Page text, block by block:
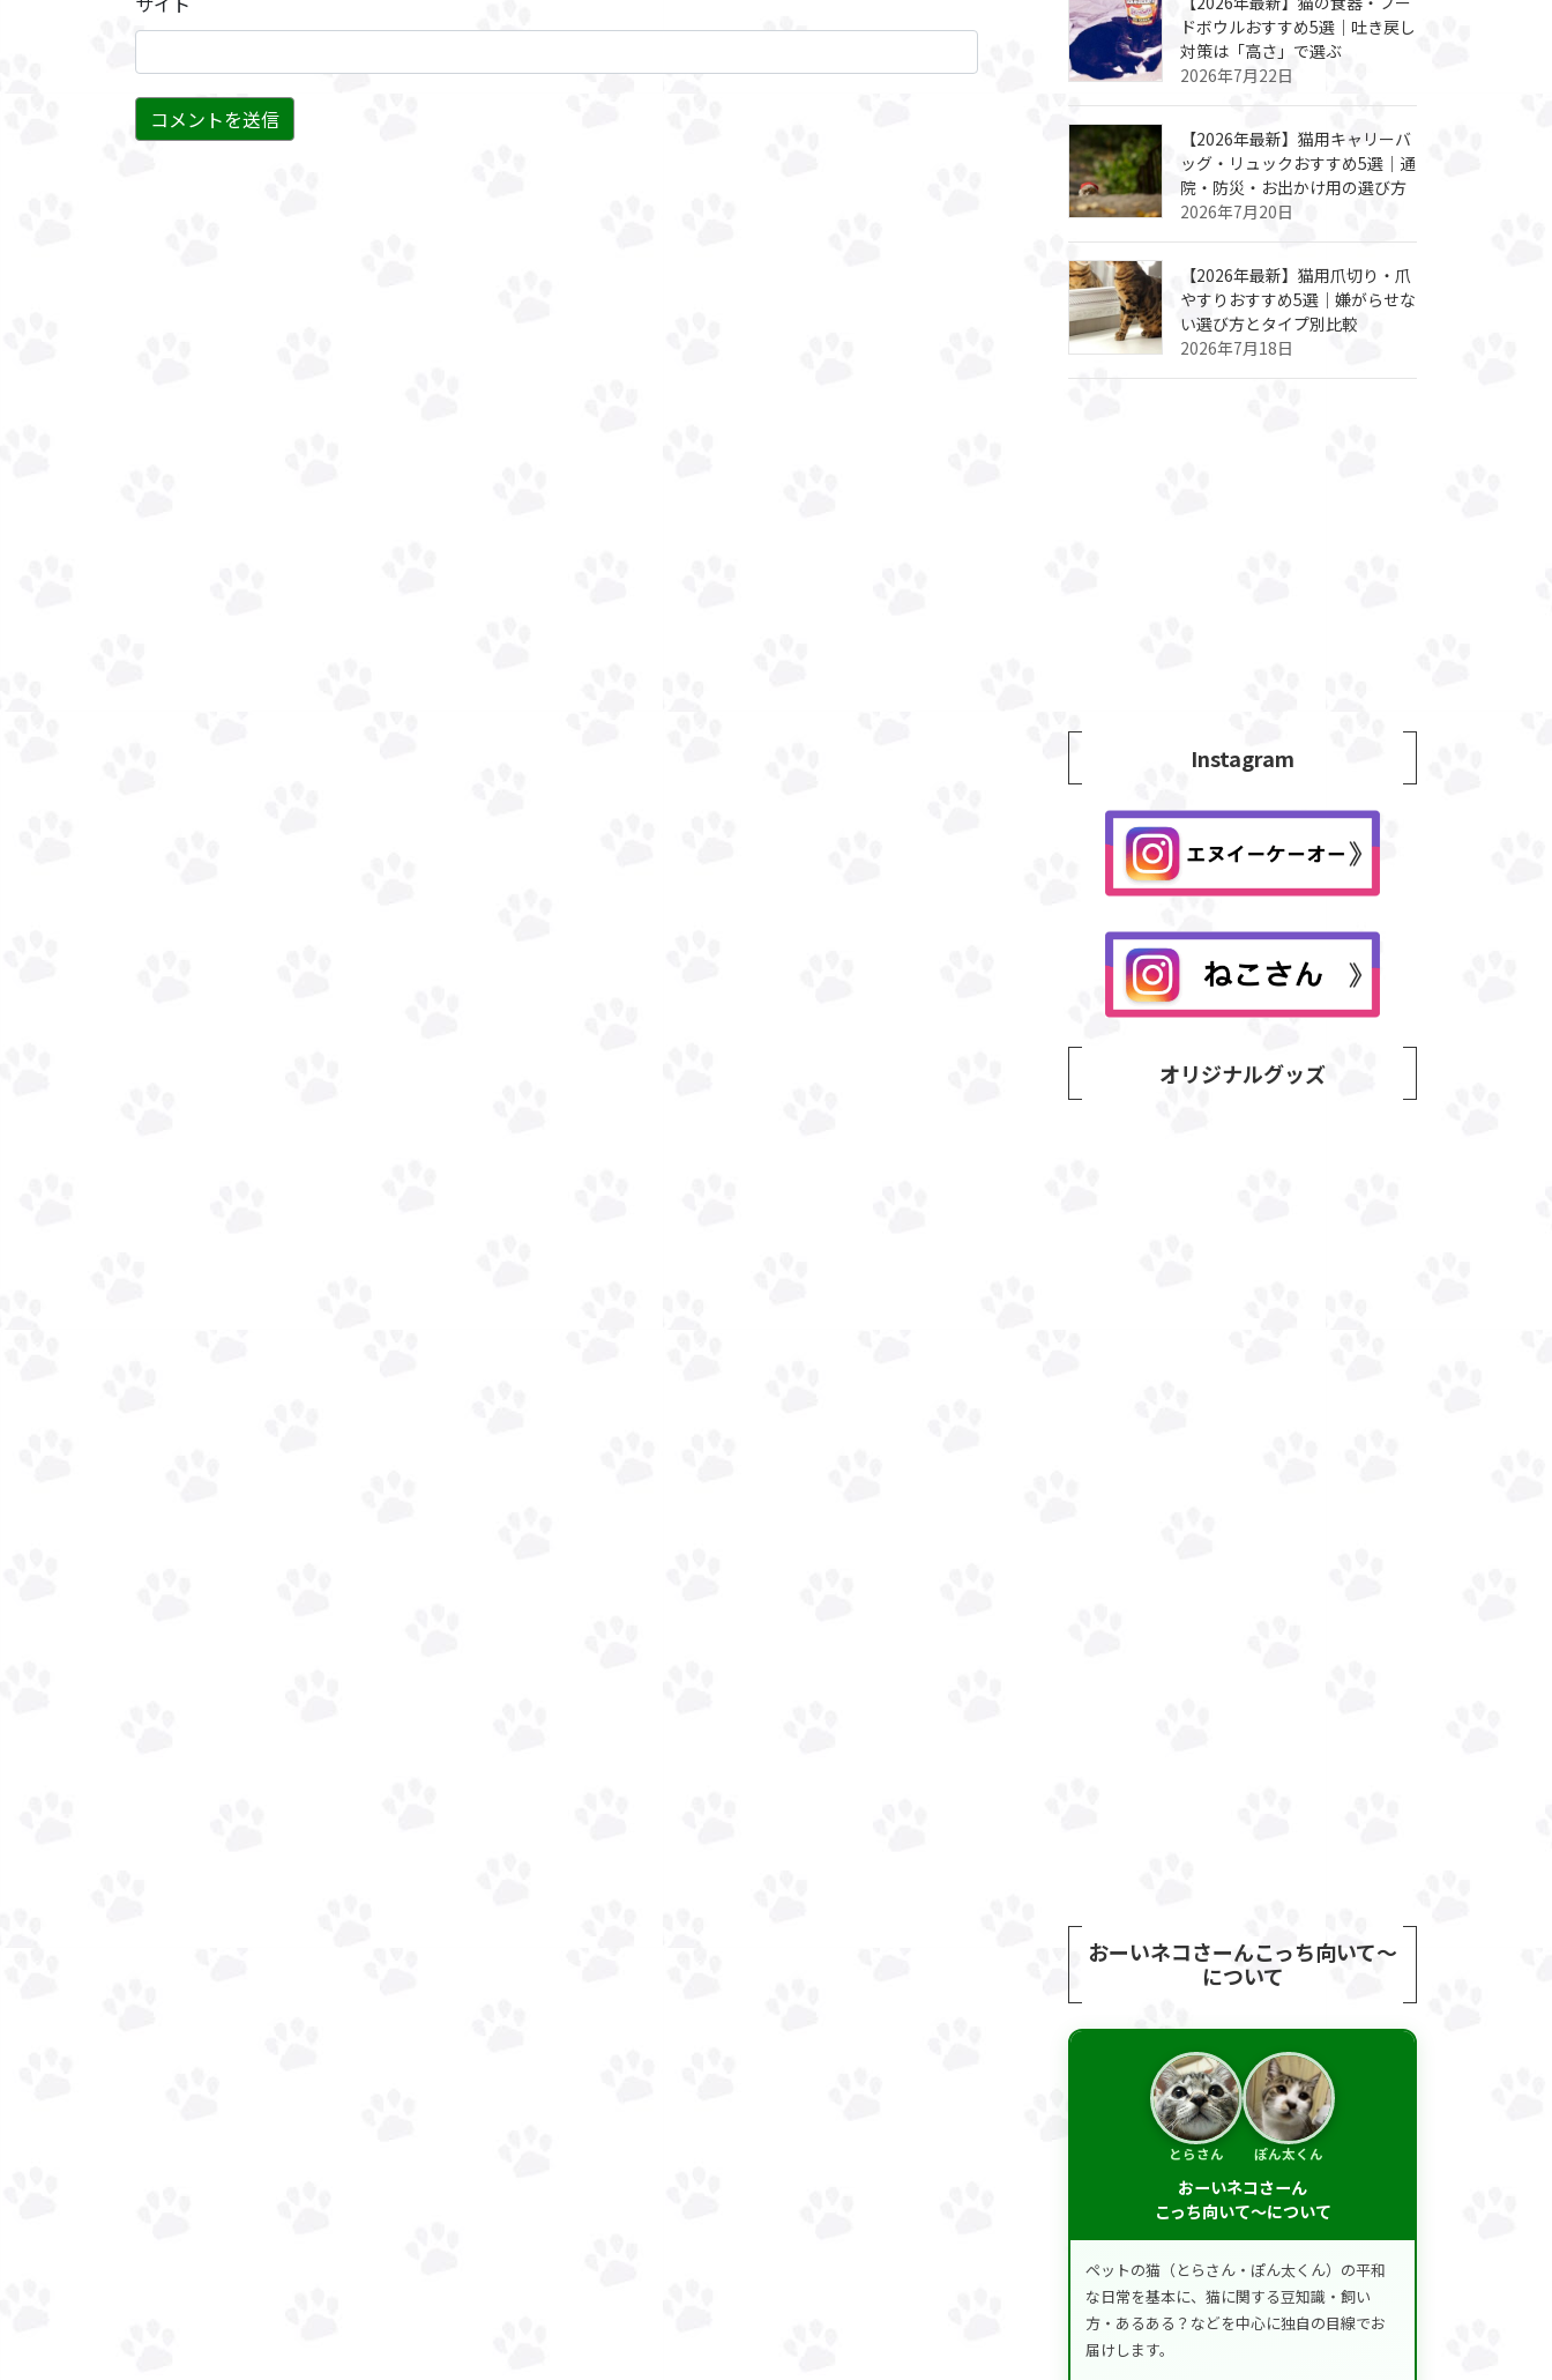
ドボウルおすすめ5選｜吐き戻し
対策は「高さ」で選ぶ
2026年7月22日
【2026年最新】猫用キャリーバ
ッグ・リュックおすすめ5選｜通
院・防災・お出かけ用の選び方
2026年7月20日
【2026年最新】猫用爪切り・爪
やすりおすすめ5選｜嫌がらせな
い選び方とタイプ別比較
2026年7月18日
Instagram
オリジナルグッズ
おーいネコさーんこっち向いて～
について
とらさん ぽん太くん
おーいネコさーん
こっち向いて～について
ペットの猫（とらさん・ぽん太くん）の平和
な日常を基本に、猫に関する豆知識・飼い
方・あるある？などを中心に独自の目線でお
届けします。